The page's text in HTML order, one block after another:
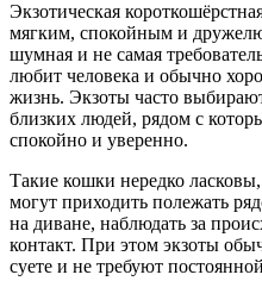
Экзотическая
мягким, спокойным и
шумная и не самая
любит человека и обычно
жизнь. Экзоты часто
близких людей, рядом с
спокойно и уверенно.
Такие кошки нередко
могут приходить полежать
на диване, наблюдать за
контакт. При этом экзоты
суете и не требуют